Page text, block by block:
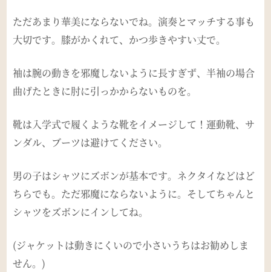
ただあまり華美にならないでね。演奏とマッチする事も
大切です。膝がかくれて、かつ歩きやすい丈で。
袖は腕の動きを邪魔しないように長すぎず、半袖の場合
曲げたときに肘に引っかからないものを。
靴は入学式で履くような靴をイメージして！運動靴、サ
ンダル、ブーツは避けてください。
男の子はシャツにズボンが基本です。ネクタイなどはど
ちらでも。ただ邪魔にならないように。そしてちゃんと
シャツをズボンにインしてね。
(ジャケットは動きにくいので小さいうちはお勧めしま
せん。)